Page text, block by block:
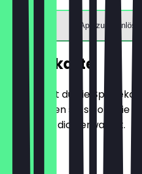
App zum
Speisekarte
Hier findest du die
aktualisieren sie so oft wie
weißt, was dich erwartet.